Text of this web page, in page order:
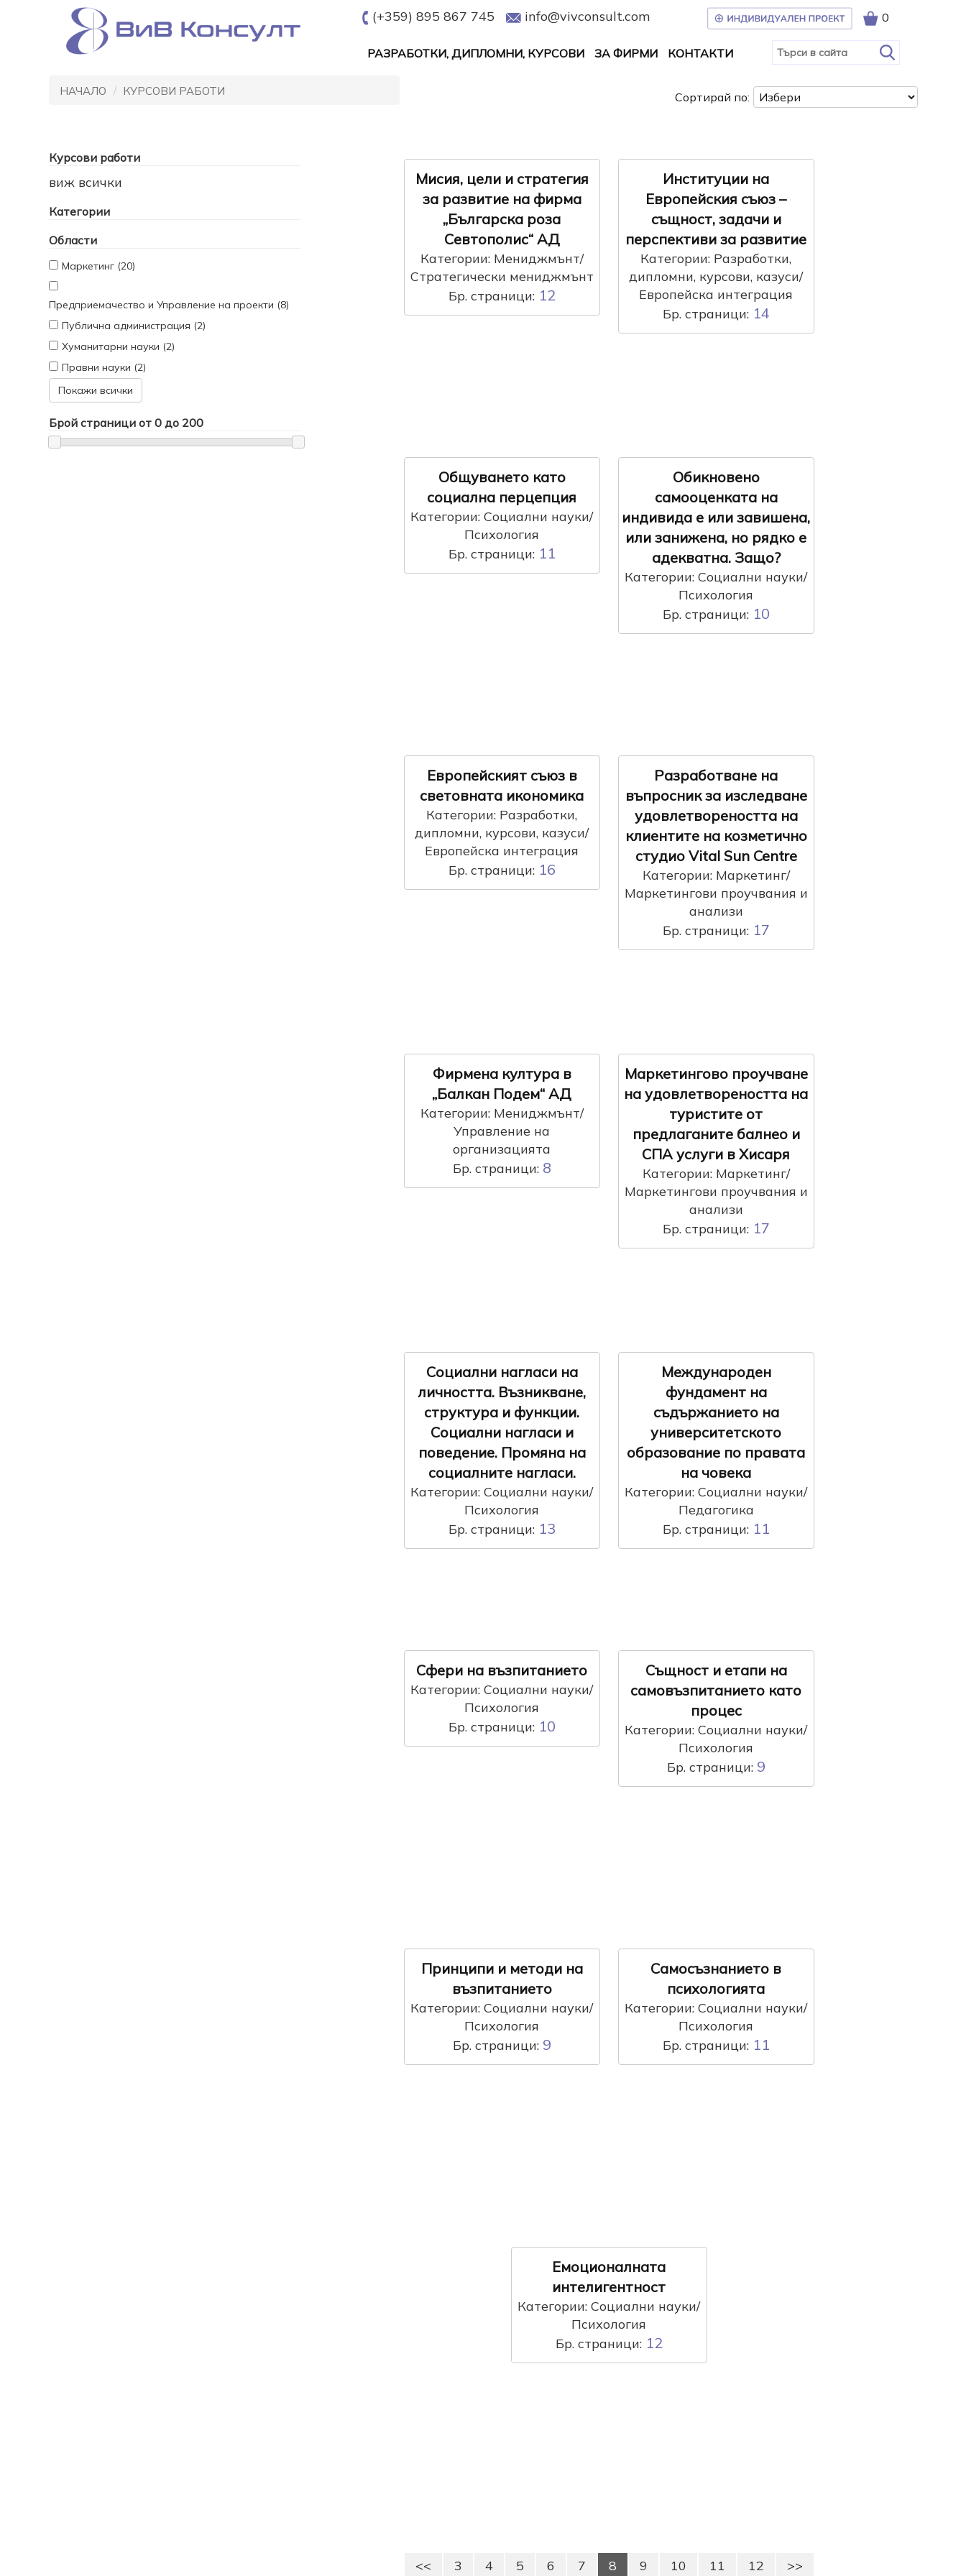
(+359) 895 867 745 info@vivconsult.com 0
РАЗРАБОТКИ, ДИПЛОМНИ, КУРСОВИ ЗА ФИРМИ КОНТАКТИ
НАЧАЛО КУРСОВИ РАБОТИ Сортирай по:
Курсови работи
виж всички
Категории
Области
Маркетинг (20)
Предприемачество и Управление на проекти (8)
Публична администрация (2)
Хуманитарни науки (2)
Правни науки (2)
Покажи всички
Брой страници от 0до 200
Мисия, цели и стратегия
за развитие на фирма
„Българска роза
Севтополис“ АД
Категории: Мениджмънт/
Стратегически мениджмънт
Бр. страници: 12
Институции на
Европейския съюз –
същност, задачи и
перспективи за развитие
Категории: Разработки,
дипломни, курсови, казуси/
Европейска интеграция
Бр. страници: 14
Общуването като
социална перцепция
Категории: Социални науки/
Психология
Бр. страници: 11
Обикновено
самооценката на
индивида е или завишена,
или занижена, но рядко е
адекватна. Защо?
Категории: Социални науки/
Психология
Бр. страници: 10
Европейският съюз в
световната икономика
Категории: Разработки,
дипломни, курсови, казуси/
Европейска интеграция
Бр. страници: 16
Разработване на
въпросник за изследване
удовлетвореността на
клиентите на козметично
студио Vital Sun Centre
Категории: Маркетинг/
Маркетингови проучвания и
анализи
Бр. страници: 17
Фирмена култура в
„Балкан Подем“ АД
Категории: Мениджмънт/
Управление на
организацията
Бр. страници: 8
Маркетингово проучване
на удовлетвореността на
туристите от
предлаганите балнео и
СПА услуги в Хисаря
Категории: Маркетинг/
Маркетингови проучвания и
анализи
Бр. страници: 17
Социални нагласи на
личността. Възникване,
структура и функции.
Социални нагласи и
поведение. Промяна на
социалните нагласи.
Категории: Социални науки/
Психология
Бр. страници: 13
Международен
фундамент на
съдържанието на
университетското
образование по правата
на човека
Категории: Социални науки/
Педагогика
Бр. страници: 11
Сфери на възпитанието
Категории: Социални науки/
Психология
Бр. страници: 10
Същност и етапи на
самовъзпитанието като
процес
Категории: Социални науки/
Психология
Бр. страници: 9
Принципи и методи на
възпитанието
Категории: Социални науки/
Психология
Бр. страници: 9
Самосъзнанието в
психологията
Категории: Социални науки/
Психология
Бр. страници: 11
Емоционалната
интелигентност
Категории: Социални науки/
Психология
Бр. страници: 12
<< 3 4 5 6 7 8 9 10 11 12 >>